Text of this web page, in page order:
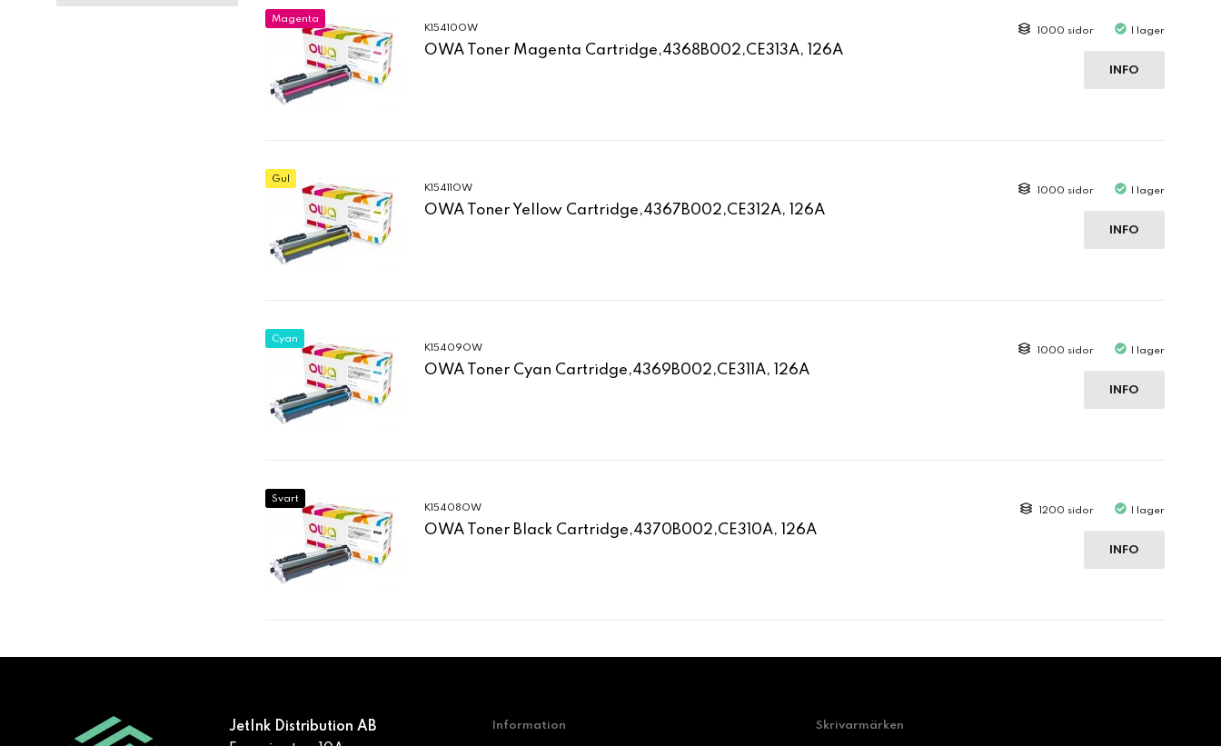
Magenta
K15410OW
OWA Toner Magenta Cartridge,4368B002,CE313A, 126A
1000 sidor I lager
INFO
Gul
K15411OW
OWA Toner Yellow Cartridge,4367B002,CE312A, 126A
1000 sidor I lager
INFO
Cyan
K15409OW
OWA Toner Cyan Cartridge,4369B002,CE311A, 126A
1000 sidor I lager
INFO
Svart
K15408OW
OWA Toner Black Cartridge,4370B002,CE310A, 126A
1200 sidor I lager
INFO
JetInk Distribution AB
Information Skrivarmärken